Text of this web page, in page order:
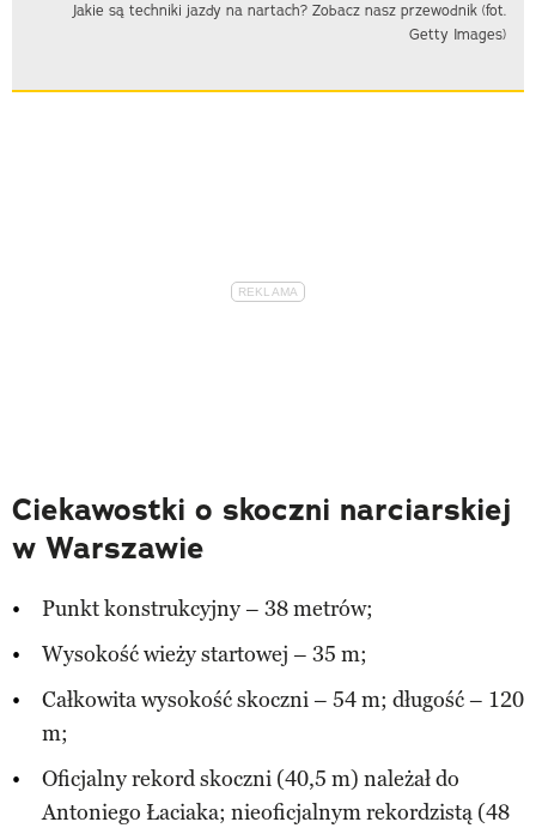
Jakie są techniki jazdy na nartach? Zobacz nasz przewodnik (fot.
Getty Images)
Ciekawostki o skoczni narciarskiej
w Warszawie
Punkt konstrukcyjny – 38 metrów;
Wysokość wieży startowej – 35 m;
Całkowita wysokość skoczni – 54 m; długość – 120
m;
Oficjalny rekord skoczni (40,5 m) należał do
Antoniego Łaciaka; nieoficjalnym rekordzistą (48